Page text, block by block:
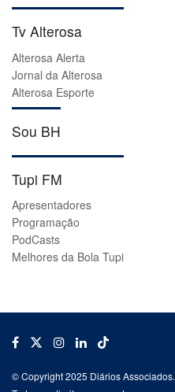
Tv Alterosa
Alterosa Alerta
Jornal da Alterosa
Alterosa Esporte
Sou BH
Tupi FM
Apresentadores
Programação
PodCasts
Melhores da Bola Tupi
© Copyright 2025 Diários Associados.